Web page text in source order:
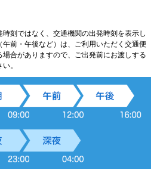
刻ではなく、交通機関の出発時刻を表示し
前・午後など）は、ご利用いただく交通便
合がありますので、ご出発前にお渡しする
。